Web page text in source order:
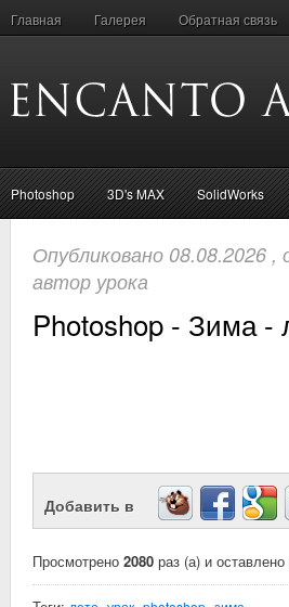
Главная Галерея Обратная связь
Photoshop 3D's MAX SolidWorks
Опубликовано 08.08.2026 ,
автор урока
Photoshop - Зима -
Добавить в
Просмотрено 2080 раз (а) и оставлено